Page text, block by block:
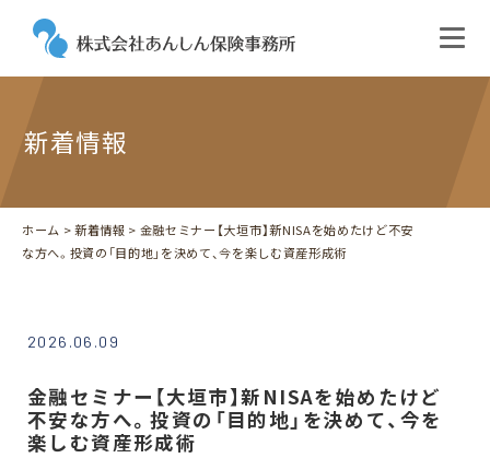
新着情報
ホーム >新着情報 > 金融セミナー【大垣市】新NISAを始めたけど不安
な方へ。投資の「目的地」を決めて、今を楽しむ資産形成術
2026.06.09
金融セミナー【大垣市】新NISAを始めたけど
不安な方へ。投資の「目的地」を決めて、今を
楽しむ資産形成術